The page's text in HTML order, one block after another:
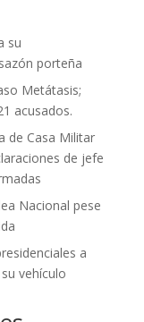
su
porteña
Metátasis;
acusados.
de Casa Militar
de jefe
Nacional pese
a
vehículo